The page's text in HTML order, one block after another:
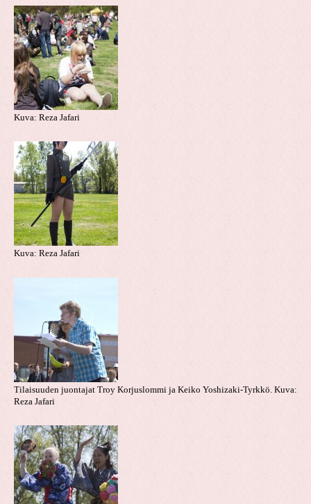
Kuva: Reza Jafari
Kuva: Reza Jafari
Tilaisuuden juontajat Troy Korjuslommi ja Keiko Yoshizaki-Tyrkkö. Kuva:
Reza Jafari